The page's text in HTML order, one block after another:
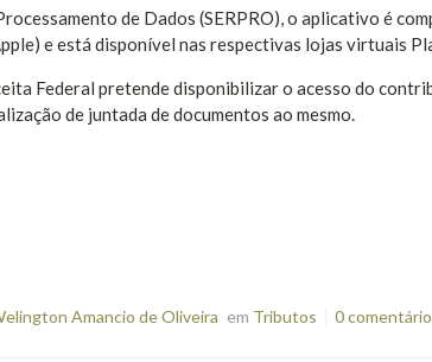
de Dados (SERPRO), o aplicativo é
e está disponível nas respectivas lojas virtuais
Federal pretende disponibilizar o acesso do
de juntada de documentos ao mesmo.
Amancio de Oliveira em Tributos 0